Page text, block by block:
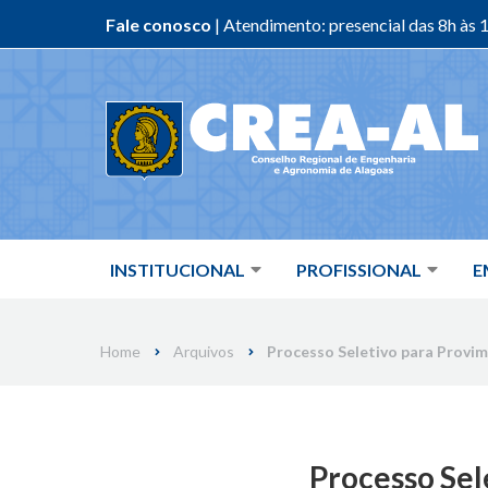
Fale conosco | Atendimento: presencial das 8h às
INSTITUCIONAL PROFISSIONAL
Home Arquivos Processo Seletivo para
Processo